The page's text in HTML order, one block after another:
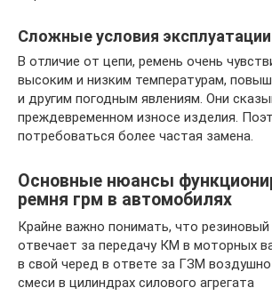
Сложные условия эксплуатации
В отличие от цепи, ремень очень
высоким и низким температурам,
и другим погодным явлениям. Они
преждевременном износе изделия.
потребоваться более частая замена.
Основные нюансы
ремня грм в автомобилях
Крайне важно понимать, что резиновый
отвечает за передачу КМ в моторных
в свой черед в ответе за ГЗМ
смеси в цилиндрах силового агрегата